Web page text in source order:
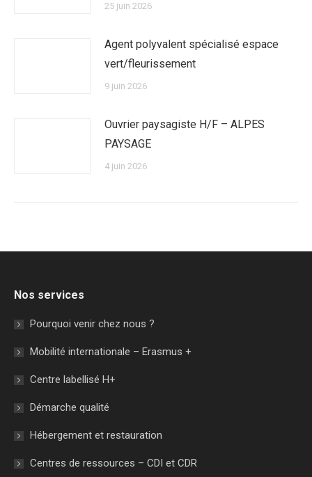
25 juin 2026
Agent polyvalent spécialisé espace
vert/fleurissement
9 juin 2026
Ouvrier paysagiste H/F – ALPES
PAYSAGE
4 juin 2026
Nos services
Pourquoi venir chez nous ?
Mobilité internationale – Erasmus +
Centre labellisé H+
Démarche qualité
Hébergement et restauration
Centres de ressources – CDI et CDR